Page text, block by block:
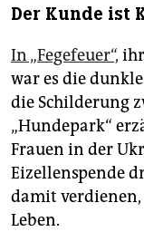
Der Kunde ist
In „Fegefeuer“,
war es die
die Schilderung
„Hundepark“
Frauen in der
Eizellenspende
damit verdienen,
Leben.